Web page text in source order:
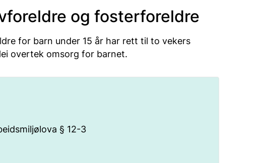
og fosterforeldre
for barn under 15 år har rett til to vekers
overtek omsorg for barnet.
§ 12-3